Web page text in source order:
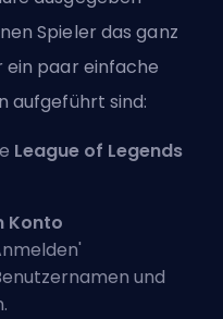
Spieler das ganz
ein paar einfache
aufgeführt sind:
League of Legends
Konto
und